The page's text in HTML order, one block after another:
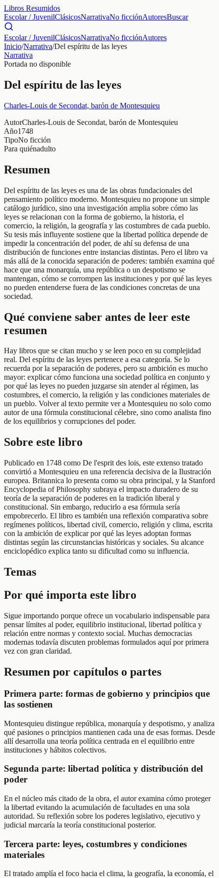
Libros Resumidos
Escolar / JuvenilClásicosNarrativaNo ficciónAutoresBuscar
Escolar / JuvenilClásicosNarrativaNo ficciónAutores
Inicio/Narrativa/Del espíritu de las leyes
Narrativa
Portada no disponible
Del espíritu de las leyes
Charles-Louis de Secondat, barón de Montesquieu
AutorCharles-Louis de Secondat, barón de Montesquieu
Año1748
TipoNo ficción
Para quiénadulto
Resumen
Del espíritu de las leyes es una de las obras fundacionales del
pensamiento político moderno. Montesquieu no propone un simple
catálogo jurídico, sino una investigación amplia sobre cómo las
leyes se relacionan con la forma de gobierno, la historia, el
comercio, la religión, la geografía y las costumbres de cada pueblo.
Su tesis más influyente sostiene que la libertad política depende de
impedir la concentración del poder, de ahí su defensa de una
distribución de funciones entre instancias distintas. Pero el libro va
más allá de la conocida separación de poderes: también examina qué
hace que una monarquía, una república o un despotismo se
mantengan, cómo se corrompen las instituciones y por qué las leyes
no pueden entenderse fuera de las condiciones concretas de una
sociedad.
Qué conviene saber antes de leer este
resumen
Hay libros que se citan mucho y se leen poco en su complejidad
real. Del espíritu de las leyes pertenece a esa categoría. Se lo
recuerda por la separación de poderes, pero su ambición es mucho
mayor: explicar cómo funciona una sociedad política en conjunto y
por qué las leyes no pueden juzgarse sin atender al régimen, las
costumbres, el comercio, la religión y las condiciones materiales de
un pueblo. Volver al texto permite ver a Montesquieu no solo como
autor de una fórmula constitucional célebre, sino como analista fino
de los equilibrios y corrupciones del poder.
Sobre este libro
Publicado en 1748 como De l'esprit des lois, este extenso tratado
convirtió a Montesquieu en una referencia decisiva de la Ilustración
europea. Britannica lo presenta como su obra principal, y la Stanford
Encyclopedia of Philosophy subraya el impacto duradero de su
teoría de la separación de poderes en la tradición liberal y
constitucional. Sin embargo, reducirlo a esa fórmula sería
empobrecerlo. El libro es también una reflexión comparativa sobre
regímenes políticos, libertad civil, comercio, religión y clima, escrita
con la ambición de explicar por qué las leyes adoptan formas
distintas según las circunstancias históricas y sociales. Su alcance
enciclopédico explica tanto su dificultad como su influencia.
Temas
Por qué importa este libro
Sigue importando porque ofrece un vocabulario indispensable para
pensar límites al poder, equilibrio institucional, libertad política y
relación entre normas y contexto social. Muchas democracias
modernas todavía discuten problemas formulados aquí por primera
vez con gran claridad.
Resumen por capítulos o partes
Primera parte: formas de gobierno y principios que
las sostienen
Montesquieu distingue república, monarquía y despotismo, y analiza
qué pasiones o principios mantienen cada una de esas formas. Desde
allí desarrolla una teoría política centrada en el equilibrio entre
instituciones y hábitos colectivos.
Segunda parte: libertad política y distribución del
poder
En el núcleo más citado de la obra, el autor examina cómo proteger
la libertad evitando la acumulación de facultades en una sola
autoridad. Su reflexión sobre los poderes legislativo, ejecutivo y
judicial marcaría la teoría constitucional posterior.
Tercera parte: leyes, costumbres y condiciones
materiales
El tratado amplía el foco hacia el clima, la geografía, la economía, el